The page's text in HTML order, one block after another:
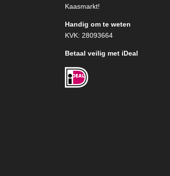
Kaasmarkt!
Handig om te weten
KVK: 28093664
Betaal veilig met iDeal